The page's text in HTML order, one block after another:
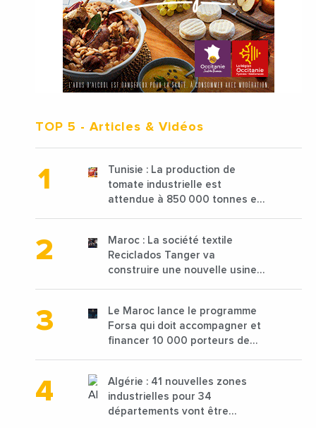
TOP 5 - Articles & Vidéos
Tunisie : La production de
tomate industrielle est
attendue à 850 000 tonnes en
Maroc : La société textile
Reciclados Tanger va
construire une nouvelle usine
Le Maroc lance le programme
Forsa qui doit accompagner et
financer 10 000 porteurs de
Algérie : 41 nouvelles zones
industrielles pour 34
départements vont être